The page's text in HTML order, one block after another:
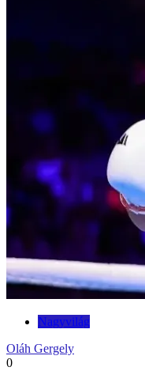
Nagyvilág
Oláh Gergely
0